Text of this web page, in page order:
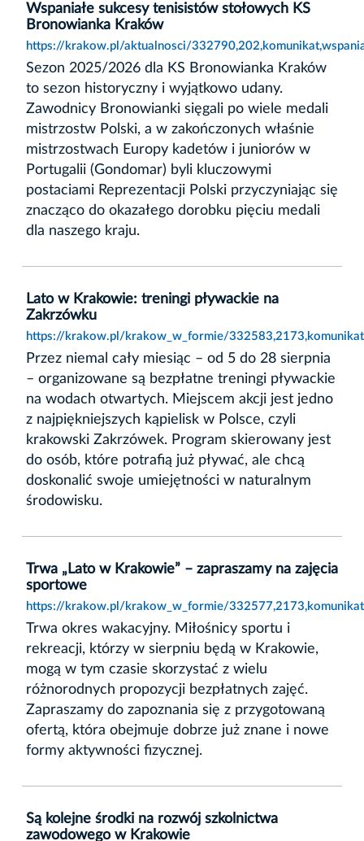
Wspaniałe sukcesy tenisistów stołowych KS
Bronowianka Kraków
https://krakow.pl/aktualnosci/
Sezon 2025/2026 dla KS Bronowianka Kraków
to sezon historyczny i wyjątkowo udany.
Zawodnicy Bronowianki sięgali po wiele medali
mistrzostw Polski, a w zakończonych właśnie
mistrzostwach Europy kadetów i juniorów w
Portugalii (Gondomar) byli kluczowymi
postaciami Reprezentacji Polski przyczyniając się
znacząco do okazałego dorobku pięciu medali
dla naszego kraju.
Lato w Krakowie: treningi pływackie na
Zakrzówku
https://krakow.pl/krakow_w_formie/
Przez niemal cały miesiąc – od 5 do 28 sierpnia
– organizowane są bezpłatne treningi pływackie
na wodach otwartych. Miejscem akcji jest jedno
z najpiękniejszych kąpielisk w Polsce, czyli
krakowski Zakrzówek. Program skierowany jest
do osób, które potrafią już pływać, ale chcą
doskonalić swoje umiejętności w naturalnym
środowisku.
Trwa „Lato w Krakowie” – zapraszamy na zajęcia
sportowe
https://krakow.pl/krakow_w_formie/
Trwa okres wakacyjny. Miłośnicy sportu i
rekreacji, którzy w sierpniu będą w Krakowie,
mogą w tym czasie skorzystać z wielu
różnorodnych propozycji bezpłatnych zajęć.
Zapraszamy do zapoznania się z przygotowaną
ofertą, która obejmuje dobrze już znane i nowe
formy aktywności fizycznej.
Są kolejne środki na rozwój szkolnictwa
zawodowego w Krakowie